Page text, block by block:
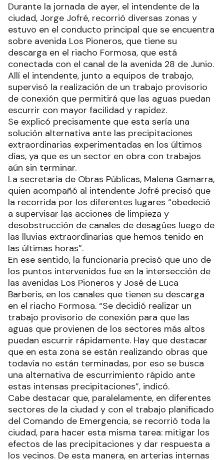
Durante la jornada de ayer, el intendente de la
ciudad, Jorge Jofré, recorrió diversas zonas y
estuvo en el conducto principal que se encuentra
sobre avenida Los Pioneros, que tiene su
descarga en el riacho Formosa, que está
conectada con el canal de la avenida 28 de Junio.
Allí el intendente, junto a equipos de trabajo,
supervisó la realización de un trabajo provisorio
de conexión que permitirá que las aguas puedan
escurrir con mayor facilidad y rapidez.
Se explicó precisamente que esta sería una
solución alternativa ante las precipitaciones
extraordinarias experimentadas en los últimos
días, ya que es un sector en obra con trabajos
aún sin terminar.
La secretaria de Obras Públicas, Malena Gamarra,
quien acompañó al intendente Jofré precisó que
la recorrida por los diferentes lugares “obedeció
a supervisar las acciones de limpieza y
desobstrucción de canales de desagües luego de
las lluvias extraordinarias que hemos tenido en
las últimas horas”.
En ese sentido, la funcionaria precisó que uno de
los puntos intervenidos fue en la intersección de
las avenidas Los Pioneros y José de Luca
Barberis, en los canales que tienen su descarga
en el riacho Formosa. “Se decidió realizar un
trabajo provisorio de conexión para que las
aguas que provienen de los sectores más altos
puedan escurrir rápidamente. Hay que destacar
que en esta zona se están realizando obras que
todavía no están terminadas, por eso se busca
una alternativa de escurrimiento rápido ante
estas intensas precipitaciones”, indicó.
Cabe destacar que, paralelamente, en diferentes
sectores de la ciudad y con el trabajo planificado
del Comando de Emergencia, se recorrió toda la
ciudad, para hacer esta misma tarea: mitigar los
efectos de las precipitaciones y dar respuesta a
los vecinos. De esta manera, en arterias internas